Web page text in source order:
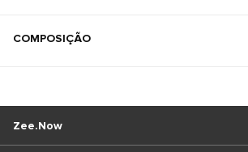
COMPOSIÇÃO
Zee.Now